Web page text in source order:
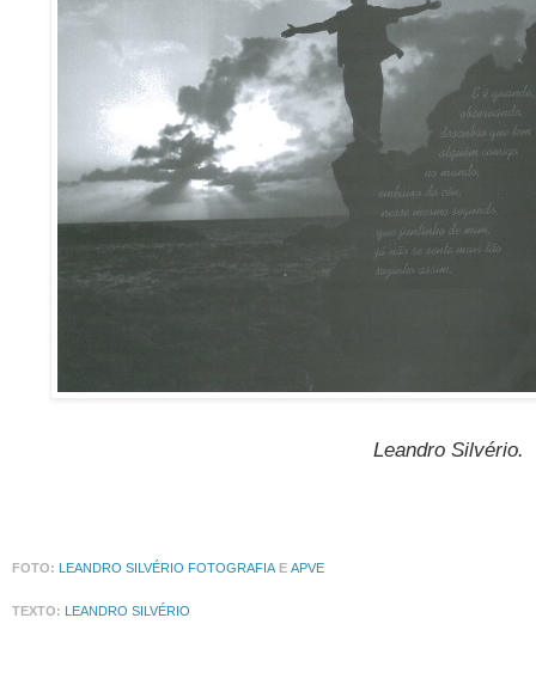
Leandro Silvério.
FOTO: LEANDRO SILVÉRIO FOTOGRAFIA E APVE
TEXTO: LEANDRO SILVÉRIO